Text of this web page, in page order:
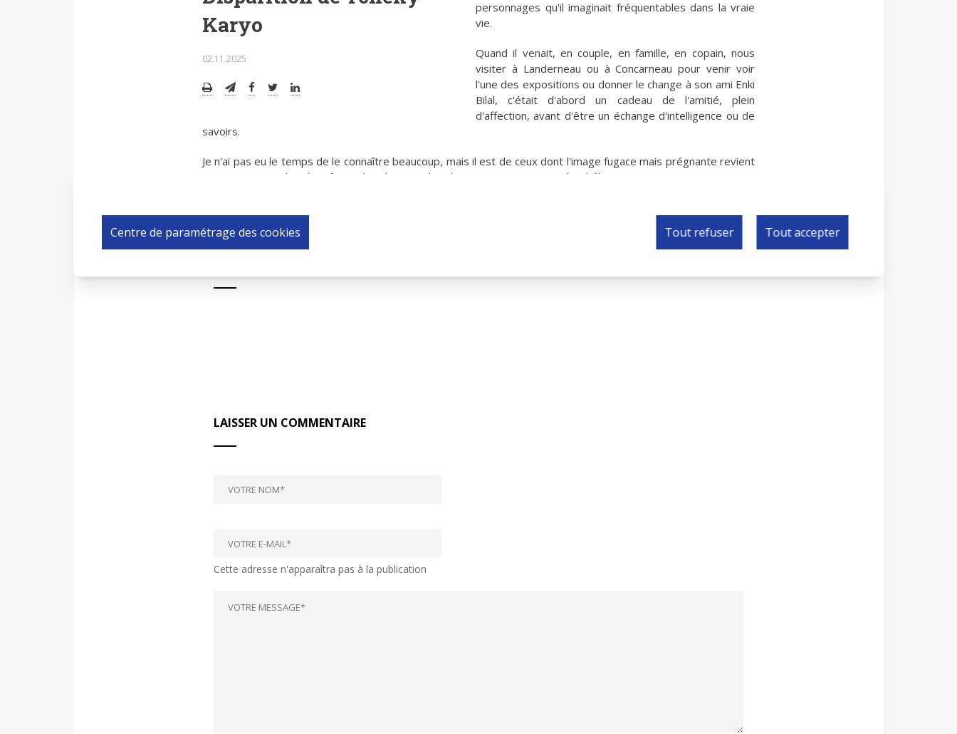
Karyo
02.11.2025
personnages qu'il imaginait fréquentables dans la vraie
vie.
Quand il venait, en couple, en famille, en copain, nous
visiter à Landerneau ou à Concarneau pour venir voir
l'une des expositions ou donner le change à son ami Enki
Bilal, c'était d'abord un cadeau de l'amitié, plein
d'affection, avant d'être un échange d'intelligence ou de
savoirs.
Je n'ai pas eu le temps de le connaître beaucoup, mais il est de ceux dont l'image fugace mais prégnante revient
en permanence dans les rêves, dans l'action, dans les projets. Longue vie à Tchéky Karyo.
LAISSER UN COMMENTAIRE
Cette adresse n'apparaîtra pas à la publication
Centre de paramétrage des cookies Tout refuser Tout accepter